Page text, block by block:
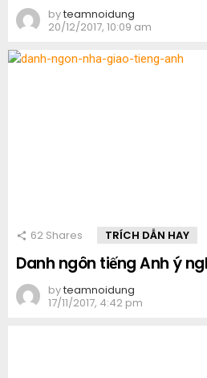
byteamnoidung
20/12/2017, 10:09 am
62 Shares TRÍCH DẪN HAY
Danh ngôn tiếng Anh ý
byteamnoidung
17/11/2017, 4:42 pm